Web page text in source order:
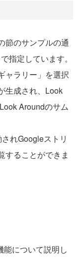
節のサンプルの通
指定しています。
ャラリー」を選択
生成され、Look
Aroundのサム
れGoogleストリ
することができま
について説明し